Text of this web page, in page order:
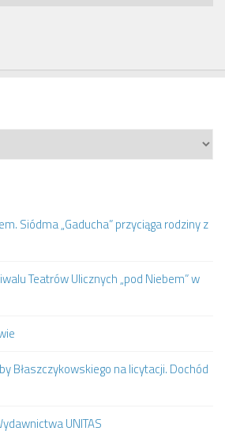
Siódma „Gaducha” przyciąga rodziny z
Teatrów Ulicznych „pod Niebem” w
Błaszczykowskiego na licytacji. Dochód
UNITAS